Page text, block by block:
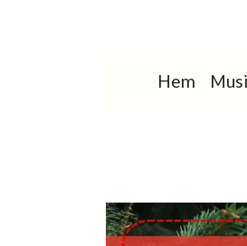
Hem